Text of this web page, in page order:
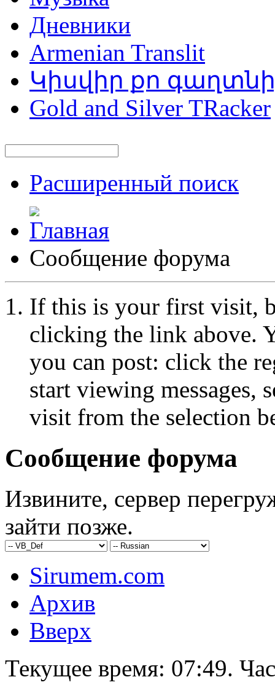
Дневники
Armenian Translit
Կիսվիր քո
Gold and Silver TRacker
Расширенный поиск
Сообщение форума
If this is your first visit,
clicking the link above.
you can post: click the
start viewing messages,
visit from the selection
Сообщение форума
Извините, сервер
зайти позже.
Sirumem.com
Архив
Вверх
Текущее время: 07:49.